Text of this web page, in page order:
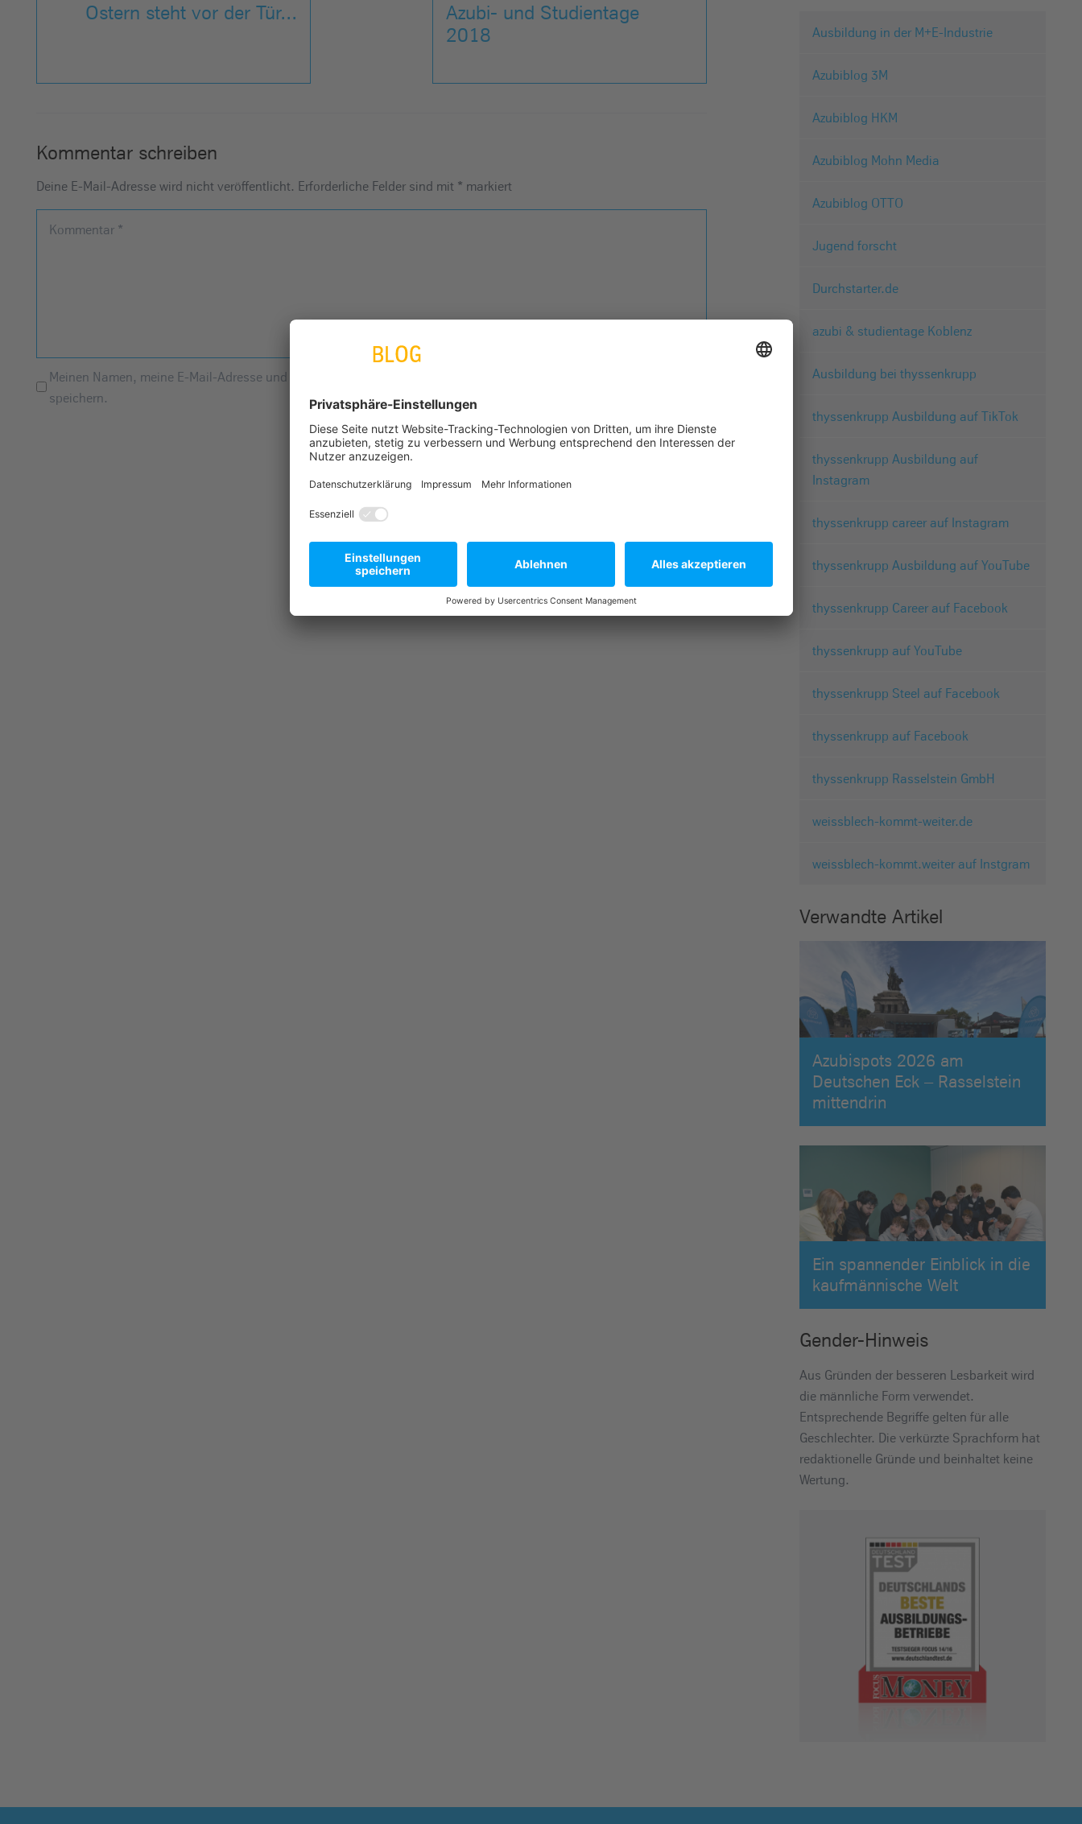
Ostern steht vor der Tür...
Azubi- und Studientage
2018
Kommentar schreiben
Deine E-Mail-Adresse wird nicht veröffentlicht. Erforderliche Felder sind mit * markiert
Kommentar *
Meinen Namen, meine E-Mail-Adresse und meine Website in diesem Browser für die nächste Kommentierung
speichern.
Ausbildung in der M+E-Industrie
Azubiblog 3M
Azubiblog HKM
Azubiblog Mohn Media
Azubiblog OTTO
Jugend forscht
Durchstarter.de
azubi & studientage Koblenz
Ausbildung bei thyssenkrupp
thyssenkrupp Ausbildung auf TikTok
thyssenkrupp Ausbildung auf
Instagram
thyssenkrupp career auf Instagram
thyssenkrupp Ausbildung auf YouTube
thyssenkrupp Career auf Facebook
thyssenkrupp auf YouTube
thyssenkrupp Steel auf Facebook
thyssenkrupp auf Facebook
thyssenkrupp Rasselstein GmbH
weissblech-kommt-weiter.de
weissblech-kommt.weiter auf Instgram
Verwandte Artikel
Azubispots 2026 am
Deutschen Eck – Rasselstein
mittendrin
Ein spannender Einblick in die
kaufmännische Welt
Gender-Hinweis
Aus Gründen der besseren Lesbarkeit wird
die männliche Form verwendet.
Entsprechende Begriffe gelten für alle
Geschlechter. Die verkürzte Sprachform hat
redaktionelle Gründe und beinhaltet keine
Wertung.